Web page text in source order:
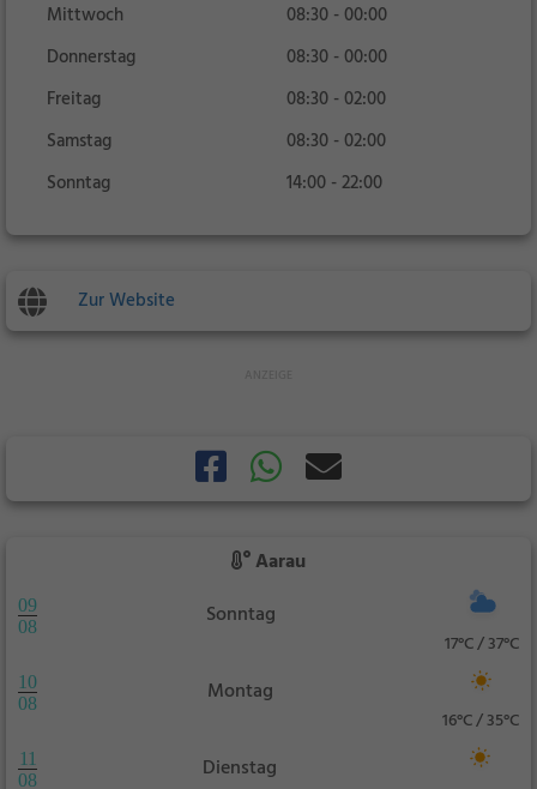
Mittwoch
08:30 - 00:00
Donnerstag
08:30 - 00:00
Freitag
08:30 - 02:00
Samstag
08:30 - 02:00
Sonntag
14:00 - 22:00
Zur Website
Aarau
09
08
Sonntag
17°C / 37°C
10
08
Montag
16°C / 35°C
11
08
Dienstag